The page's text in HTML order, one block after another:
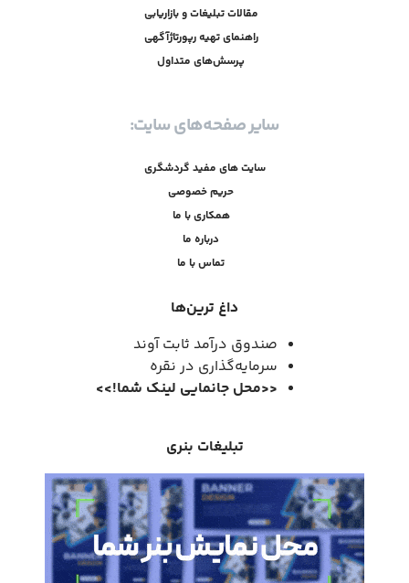
مقالات تبلیغات و بازاریابی
راهنمای تهیه رپورتاژآگهی
پرسش‌های متداول
سایر صفحه‌های سایت:
سایت های مفید گردشگری
حریم خصوصی
همکاری با ما
درباره ما
تماس با ما
داغ ترین‌ها
صندوق درآمد ثابت آوند
سرمایه‌گذاری در نقره
<<محل جانمایی لینک شما!
>>
تبلیغات بنری